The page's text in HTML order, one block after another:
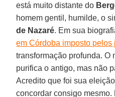
está muito distante do
homem gentil, humilde, o
de Nazaré. Em sua
em Córdoba imposto pelos
transformação profunda. O
purifica o antigo, mas não
Acredito que foi sua
concordar consigo mesmo.